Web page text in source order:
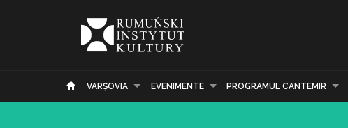
VARŞOVIA EVENIMENTE PROGRAMUL CANTEMIR